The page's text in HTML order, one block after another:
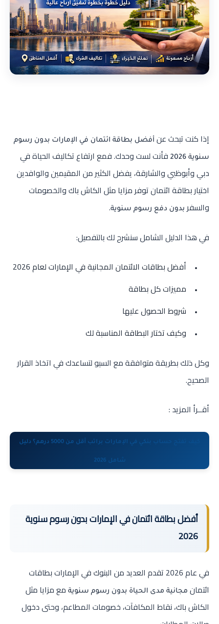
إذا كنت تبحث عن أفضل بطاقة ائتمان في الإمارات بدون رسوم
سنوية 2026
فأنت لست وحدك. فمع ارتفاع تكاليف الحياة في
دبي وأبوظبي والشارقة، يفضل الكثير من المقيمين والوافدين
اختيار بطاقة ائتمان توفر مزايا مثل الكاش باك والخصومات
والسفر بدون دفع رسوم سنوية.
في هذا الدليل الشامل سنشرح لك بالتفصيل:
أفضل بطاقات الائتمان المجانية في الإمارات لعام 2026
مميزات كل بطاقة
شروط الحصول عليها
وكيف تختار البطاقة المناسبة لك
وكل ذلك بطريقة متوافقة مع السيو لتساعدك في اتخاذ القرار
الصحيح.
أقــرأ المزيد :
كيف تفتح حساب بنكي في الإمارات براتب أقل من 5000 درهم؟ دليل
شامل 2026
أفضل بطاقة ائتمان في الإمارات بدون رسوم سنوية
2026
في عام 2026 تقدم العديد من البنوك في الإمارات بطاقات
ائتمان مجانية مدى الحياة بدون رسوم سنوية مع مزايا مثل
الكاش باك، نقاط المكافآت، خصومات المطاعم، وحتى دخول